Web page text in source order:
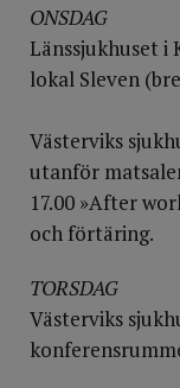
ONSDAG
Länssjukhuset i
lokal Sleven
Västerviks
utanför
17.00 »After
och förtäring.
TORSDAG
Västerviks